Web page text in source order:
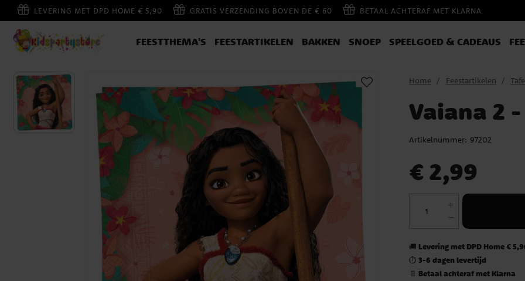
LEVERING MET DPD HOME € 5,90 GRATIS VERZENDING BOVEN DE € 60 BETAAL ACHTERAF MET KLARNA
FEESTTHEMA'S FEESTARTIKELEN BAKKEN SNOEP SPEELGOED & CADEAUS
Home Feestartikelen
Vaiana 2
Artikelnummer: 97202
€ 2,99
🚚 Levering met DPD Home €
⏱️3-6 dagen levertijd
📄 Betaal achteraf met Klarna